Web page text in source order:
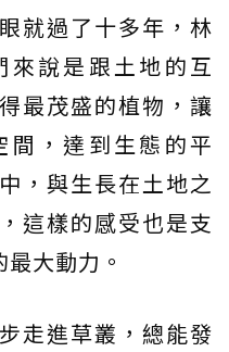
就過了十多年，林
來說是跟土地的互
最茂盛的植物，讓
，達到生態的平
，與生長在土地之
這樣的感受也是支
大動力。
走進草叢，總能發